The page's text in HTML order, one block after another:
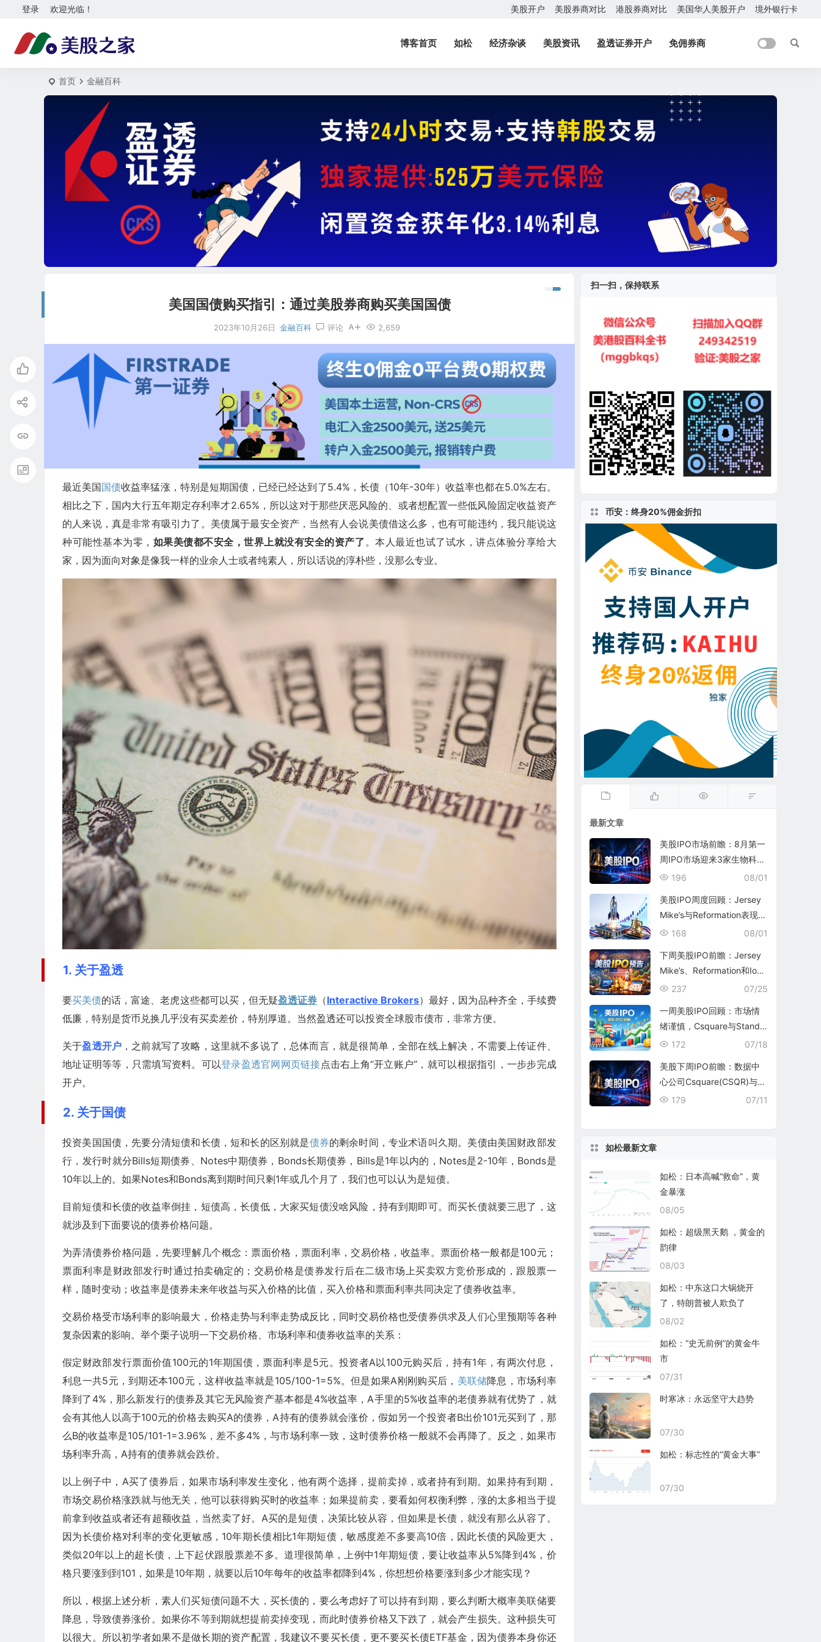
欢迎光临！
登录 美股开户 美股券商对比 港股券商对比 美国华人美股开户 境外银行卡
博客首页 如松 经济杂谈 美股资讯 盈透证券开户 免佣券商
首页 金融百科
美国国债购买指引：通过美股券商购买美国国债
2023年10月26日 金融百科 评论 2,659
最近美国国债收益率猛涨，特别是短期国债，已经已经达到了5.4%，长债（10年-30年）收益率也都在5.0%左右。
相比之下，国内大行五年期定存利率才2.65%，所以这对于那些厌恶风险的、或者想配置一些低风险固定收益资产
的人来说，真是非常有吸引力了。美债属于最安全资产，当然有人会说美债借这么多，也有可能违约，我只能说这
种可能性基本为零， 如果美债都不安全，世界上就没有安全的资产了 。本人最近也试了试水，讲点体验分享给大
家，因为面向对象是像我一样的业余人士或者纯素人，所以话说的淳朴些，没那么专业。
1. 关于盈透
要买美债的话，富途、老虎这些都可以买，但无疑盈透证券 （Interactive Brokers）最好，因为品种齐全，手续费
低廉，特别是货币兑换几乎没有买卖差价，特别厚道。当然盈透还可以投资全球股市债市，非常方便。
关于盈透开户 ，之前就写了攻略，这里就不多说了，总体而言，就是很简单，全部在线上解决，不需要上传证件、
地址证明等等，只需填写资料。可以登录盈透官网网页链接点击右上角“开立账户”，就可以根据指引，一步步完成
开户。
2. 关于国债
投资美国国债，先要分清短债和长债，短和长的区别就是债券的剩余时间，专业术语叫久期。美债由美国财政部发
行，发行时就分Bills短期债券、Notes中期债券，Bonds长期债券，Bills是1年以内的，Notes是2-10年，Bonds是
10年以上的。如果Notes和Bonds离到期时间只剩1年或几个月了，我们也可以认为是短债。
目前短债和长债的收益率倒挂，短债高，长债低，大家买短债没啥风险，持有到期即可。而买长债就要三思了，这
就涉及到下面要说的债券价格问题。
为弄清债券价格问题，先要理解几个概念：票面价格，票面利率，交易价格，收益率。票面价格一般都是100元；
票面利率是财政部发行时通过拍卖确定的；交易价格是债券发行后在二级市场上买卖双方竞价形成的，跟股票一
样，随时变动；收益率是债券未来年收益与买入价格的比值，买入价格和票面利率共同决定了债券收益率。
交易价格受市场利率的影响最大，价格走势与利率走势成反比，同时交易价格也受债券供求及人们心里预期等各种
复杂因素的影响。举个栗子说明一下交易价格、市场利率和债券收益率的关系：
假定财政部发行票面价值100元的1年期国债，票面利率是5元。投资者A以100元购买后，持有1年，有两次付息，
利息一共5元，到期还本100元，这样收益率就是105/100-1=5%。但是如果A刚刚购买后， 美联储降息，市场利率
降到了4%，那么新发行的债券及其它无风险资产基本都是4%收益率，A手里的5%收益率的老债券就有优势了，就
会有其他人以高于100元的价格去购买A的债券，A持有的债券就会涨价，假如另一个投资者B出价101元买到了，那
么B的收益率是105/101-1=3.96%，差不多4%，与市场利率一致，这时债券价格一般就不会再降了。反之，如果市
场利率升高，A持有的债券就会跌价。
以上例子中，A买了债券后，如果市场利率发生变化，他有两个选择，提前卖掉，或者持有到期。如果持有到期，
市场交易价格涨跌就与他无关，他可以获得购买时的收益率；如果提前卖，要看如何权衡利弊，涨的太多相当于提
前拿到收益或者还有超额收益，当然卖了好。A买的是短债，决策比较从容，但如果是长债，就没有那么从容了。
因为长债价格对利率的变化更敏感，10年期长债相比1年期短债，敏感度差不多要高10倍，因此长债的风险更大，
类似20年以上的超长债，上下起伏跟股票差不多。道理很简单，上例中1年期短债，要让收益率从5%降到4%，价
格只要涨到到101，如果是10年期，就要以后10年每年的收益率都降到4%，你想想价格要涨到多少才能实现？
所以，根据上述分析，素人们买短债问题不大，买长债的，要么考虑好了可以持有到期，要么判断大概率美联储要
降息，导致债券涨价。如果你不等到期就想提前卖掉变现，而此时债券价格又下跌了，就会产生损失。这种损失可
以很大。所以初学者如果不是做长期的资产配置，我建议不要买长债，更不要买长债ETF基金，因为债券本身你还
扫一扫，保持联系
币安：终身20%佣金折扣
最新文章
美股IPO市场前瞻：8月第一
周IPO市场迎来3家生物科技
公司和1家银行
08/01
196
美股IPO周度回顾：Jersey
Mike’s与Reformation表现平
平
08/01
168
下周美股IPO前瞻：Jersey
Mike’s、Reformation和Ioni
c Digital将为7月收官
07/25
237
一周美股IPO回顾：市场情
绪谨慎，Csquare与Standa
rd Nuclear表现均不尽如人
07/18
172
美股下周IPO前瞻：数据中
心公司Csquare(CSQR)与核
燃料公司Standard Nuclear
07/11
179
如松最新文章
如松：日本高喊“救命”，黄
金暴涨
08/05
如松：超级黑天鹅 ，黄金的
韵律
08/03
如松：中东这口大锅烧开
了，特朗普被人欺负了
08/02
如松：“史无前例”的黄金牛
市
07/31
时寒冰：永远坚守大趋势
07/30
如松：标志性的“黄金大事”
07/30